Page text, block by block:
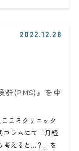
2022.12.28
群(PMS)』を中
ころクリニック
ラムにて「月経
考えると…？」を